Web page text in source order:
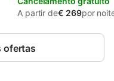
A partir de€ 269por
ofertas